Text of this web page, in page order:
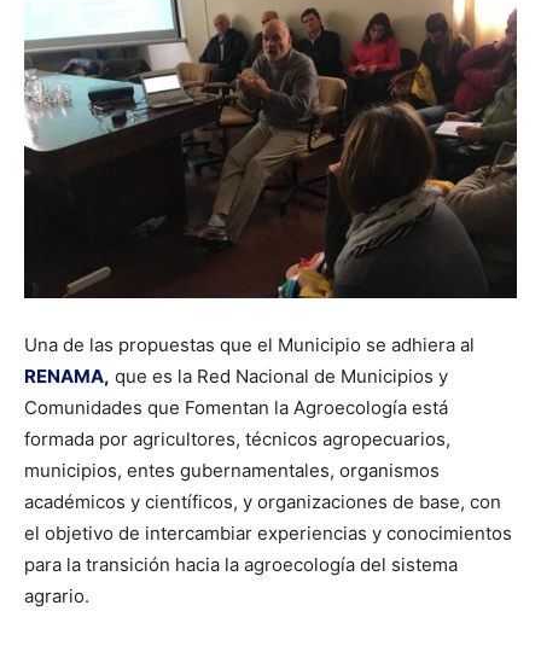
Una de las propuestas que el Municipio se adhiera al
RENAMA, que es la Red Nacional de Municipios y
Comunidades que Fomentan la Agroecología está
formada por agricultores, técnicos agropecuarios,
municipios, entes gubernamentales, organismos
académicos y científicos, y organizaciones de base, con
el objetivo de intercambiar experiencias y conocimientos
para la transición hacia la agroecología del sistema
agrario.